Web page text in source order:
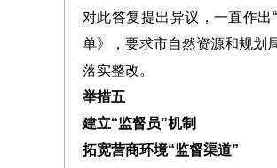
对此答复提出异议，一直作
单》，要求市自然资源和规划
落实整改。
举措五
建立“监督员”机制
拓宽营商环境“监督渠道”